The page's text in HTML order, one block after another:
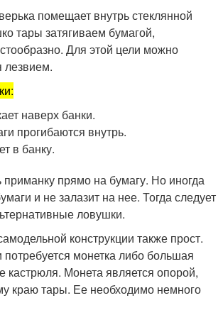
помещает внутрь стеклянной
тары затягиваем бумагой,
Для этой цели можно
лезвием.
наверх банки.
прогибаются внутрь.
в банку.
прямо на бумагу. Но иногда
и не залазит на нее. Тогда следует
ловушки.
конструкции также прост.
монетка либо большая
кастрюля. Монета является опорой,
краю тары. Ее необходимо немного